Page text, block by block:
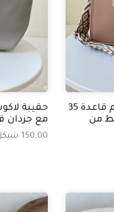
حقيبة توت باج حجم كبير مع حزام قاعدة 35
من
حقيبة
مع جزدان
150.00 شيكل